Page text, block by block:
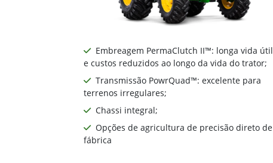
Embreagem PermaClutch II™: longa vida útil
e custos reduzidos ao longo da vida do trator;
Transmissão PowrQuad™: excelente para
terrenos irregulares;
Chassi integral;
Opções de agricultura de precisão direto de
fábrica